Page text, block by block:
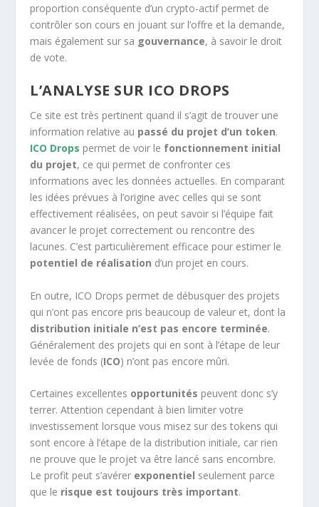
proportion conséquente d’un crypto-actif permet de
contrôler son cours en jouant sur l’offre et la demande,
mais également sur sa gouvernance, à savoir le droit
de vote.
L’ANALYSE SUR ICO DROPS
Ce site est très pertinent quand il s’agit de trouver une
information relative au passé du projet d’un token.
ICO Drops permet de voir le fonctionnement initial
du projet, ce qui permet de confronter ces
informations avec les données actuelles. En comparant
les idées prévues à l’origine avec celles qui se sont
effectivement réalisées, on peut savoir si l’équipe fait
avancer le projet correctement ou rencontre des
lacunes. C’est particulièrement efficace pour estimer le
potentiel de réalisation d’un projet en cours.
En outre, ICO Drops permet de débusquer des projets
qui n’ont pas encore pris beaucoup de valeur et, dont la
distribution initiale n’est pas encore terminée.
Généralement des projets qui en sont à l’étape de leur
levée de fonds (ICO) n’ont pas encore mûri.
Certaines excellentes opportunités peuvent donc s’y
terrer. Attention cependant à bien limiter votre
investissement lorsque vous misez sur des tokens qui
sont encore à l’étape de la distribution initiale, car rien
ne prouve que le projet va être lancé sans encombre.
Le profit peut s’avérer exponentiel seulement parce
que le risque est toujours très important.